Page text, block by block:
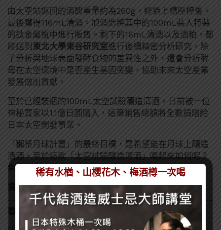
由太空站返回的酒醪重量約為260g，經過上槽壓榨後，
最後獲得116mL清酒。旭酒造將其中的100mL裝入特製
的鈦金屬瓶中進行販售。剩下的16mL清酒以及酒粕，都
將送到 東北大學東谷研究室進行後續精密分析研究，除
了分析與地球表面發酵食物的差異性之外，還會分析酵
母在太空環境中是否產生基因突變，協助未來太空產業
發展做出貢獻。
至於已經裝瓶的100mL太空試驗釀造清酒，日前被一位
神秘買家以1.1億日圓購入，這筆銷售總額將全數捐贈給
日本太空開發事業。
「獺祭月球計畫」的最終目標，是希望能在月球上釀造
清酒。至於這款「太空試驗釀造清酒」喝起來如何呢？
希望神秘買家能跟我們說說呀～
資料來源：獺祭官網、朝日新聞
看了這篇的人也看了：
稀有水楢、山櫻花木、梅酒樽一次喝